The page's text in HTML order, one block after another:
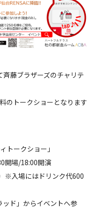
藤ブラザーズのチャリテ
のトークショーとなります
トークショー」
開場/18:00開演
※入場にはドリンク代600
ド」からイベントへ参